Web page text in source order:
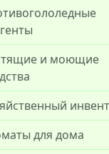
и моющие
для дома